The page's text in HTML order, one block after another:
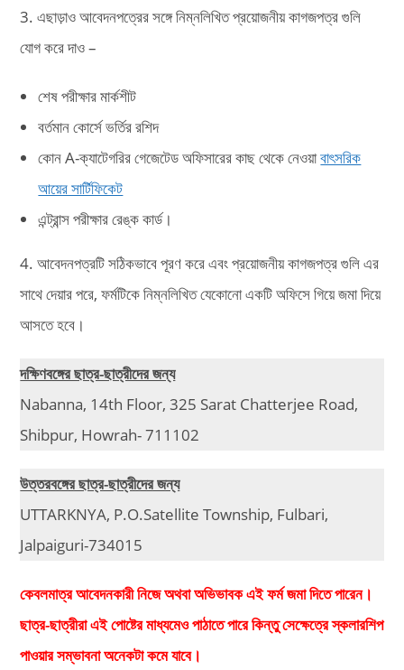
3. এছাড়াও আবেদনপত্রের সঙ্গে নিম্নলিখিত প্রয়োজনীয় কাগজপত্র গুলি
যোগ করে দাও –
শেষ পরীক্ষার মার্কশীট
বর্তমান কোর্সে ভর্তির রশিদ
কোন A-ক্যাটেগরির গেজেটেড অফিসারের কাছ থেকে নেওয়াবাৎসরিক
আয়ের সার্টিফিকেট
এন্ট্রান্স পরীক্ষার রেঙ্ক কার্ড।
4. আবেদনপত্রটি সঠিকভাবে পূরণ করে এবং প্রয়োজনীয় কাগজপত্র গুলি এর
সাথে দেয়ার পরে, ফর্মটিকে নিম্নলিখিত যেকোনো একটি অফিসে গিয়ে জমা দিয়ে
আসতে হবে।
দক্ষিণবঙ্গের ছাত্র-ছাত্রীদের জন্য
Nabanna, 14th Floor, 325 Sarat Chatterjee Road,
Shibpur, Howrah- 711102
উত্তরবঙ্গের ছাত্র-ছাত্রীদের জন্য
UTTARKNYA, P.O.Satellite Township, Fulbari,
Jalpaiguri-734015
কেবলমাত্র আবেদনকারী নিজে অথবা অভিভাবক এই ফর্ম জমা দিতে পারেন।
ছাত্র-ছাত্রীরা এই পোষ্টের মাধ্যমেও পাঠাতে পারে কিন্তু সেক্ষেত্রে স্কলারশিপ
পাওয়ার সম্ভাবনা অনেকটা কমে যাবে।